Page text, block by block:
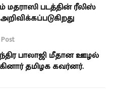
மதராஸி படத்தின் ரீலிஸ்
பாலாஜி மீதான ஊழல்
தமிழக கவர்னர்.